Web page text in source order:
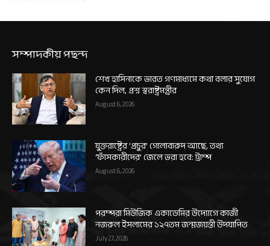
সম্পাদকীয় পছন্দ
শেখ হাসিনাকে ভারত গণমাধ্যমে কথা বলার সুযোগ
কেন দিল, প্রশ্ন স্বরাষ্ট্রমন্ত্রীর
August 6, 2026
যুক্তরাষ্ট্রের ‘প্রচুর’ গোলাবারুদ আছে, তথ্য
‘ফাঁসকারীদের’ জেলে ভরা হবে: ট্রাম্প
August 6, 2026
পরম্পরা মিউজিক একাডেমির উদ্যোগে কাজী
নজরুল ইসলামের ১২৭তম জন্মজয়ন্তী উদযাপিত
July 27, 2026